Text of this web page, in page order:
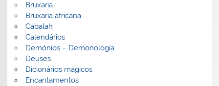
Bruxaria
Bruxaria africana
Cabalah
Calendários
Demónios – Demonologia
Deuses
Dicionários mágicos
Encantamentos